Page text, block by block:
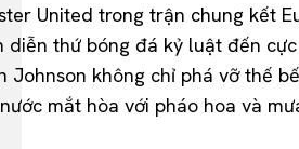
United trong trận chung kết
thứ bóng đá kỷ luật đến
Johnson không chỉ phá vỡ thế
mắt hòa với pháo hoa và